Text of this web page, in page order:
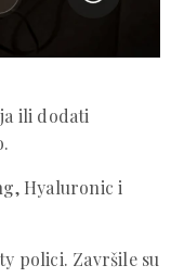
ili dodati
Hyaluronic i
polici. Završile su